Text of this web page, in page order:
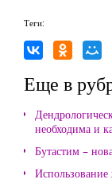
Теги:
Еще в
необходима и
Бутастим –